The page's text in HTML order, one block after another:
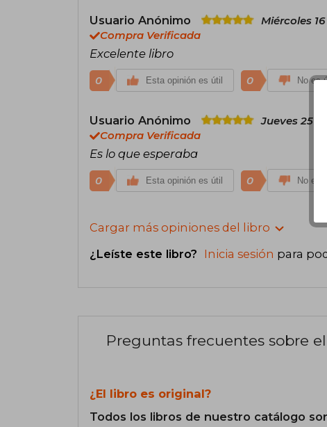
Usuario Anónimo
Miércoles
Compra Verificada
Excelente libro
0 Esta opinión es útil 0 No es
Usuario Anónimo
Jueves 25
Compra Verificada
Es lo que esperaba
0 Esta opinión es útil 0 No es
Cargar más opiniones del libro
¿Leíste este libro? Inicia sesión para
Preguntas frecuentes sobre
¿El libro es original?
Todos los libros de nuestro catálogo